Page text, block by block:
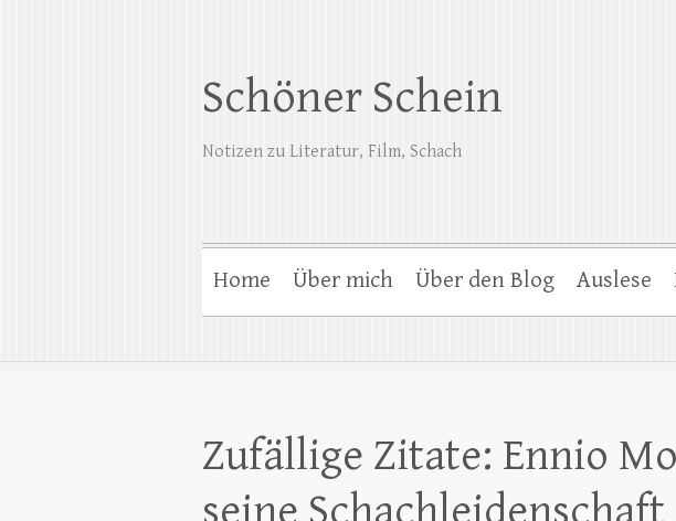
Schöner Schein
Notizen zu Literatur, Film, Schach
Home Über mich Über den Blog Auslese
Zufällige Zitate: Ennio